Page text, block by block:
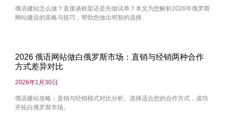
俄语建站怎么做？直接谈框架还是先做试单？本文为您解析2026年俄罗斯
网站建设的策略与技巧，帮助您做出明智的选择.
2026 俄语网站做白俄罗斯市场：直销与经销两种合作
方式差异对比
2026年1月30日
俄语建站攻略：直销与经销模式对比分析。选择适合您的合作方式，成功
开拓白俄罗斯市场。